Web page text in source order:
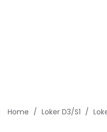
Home Loker D3/S1